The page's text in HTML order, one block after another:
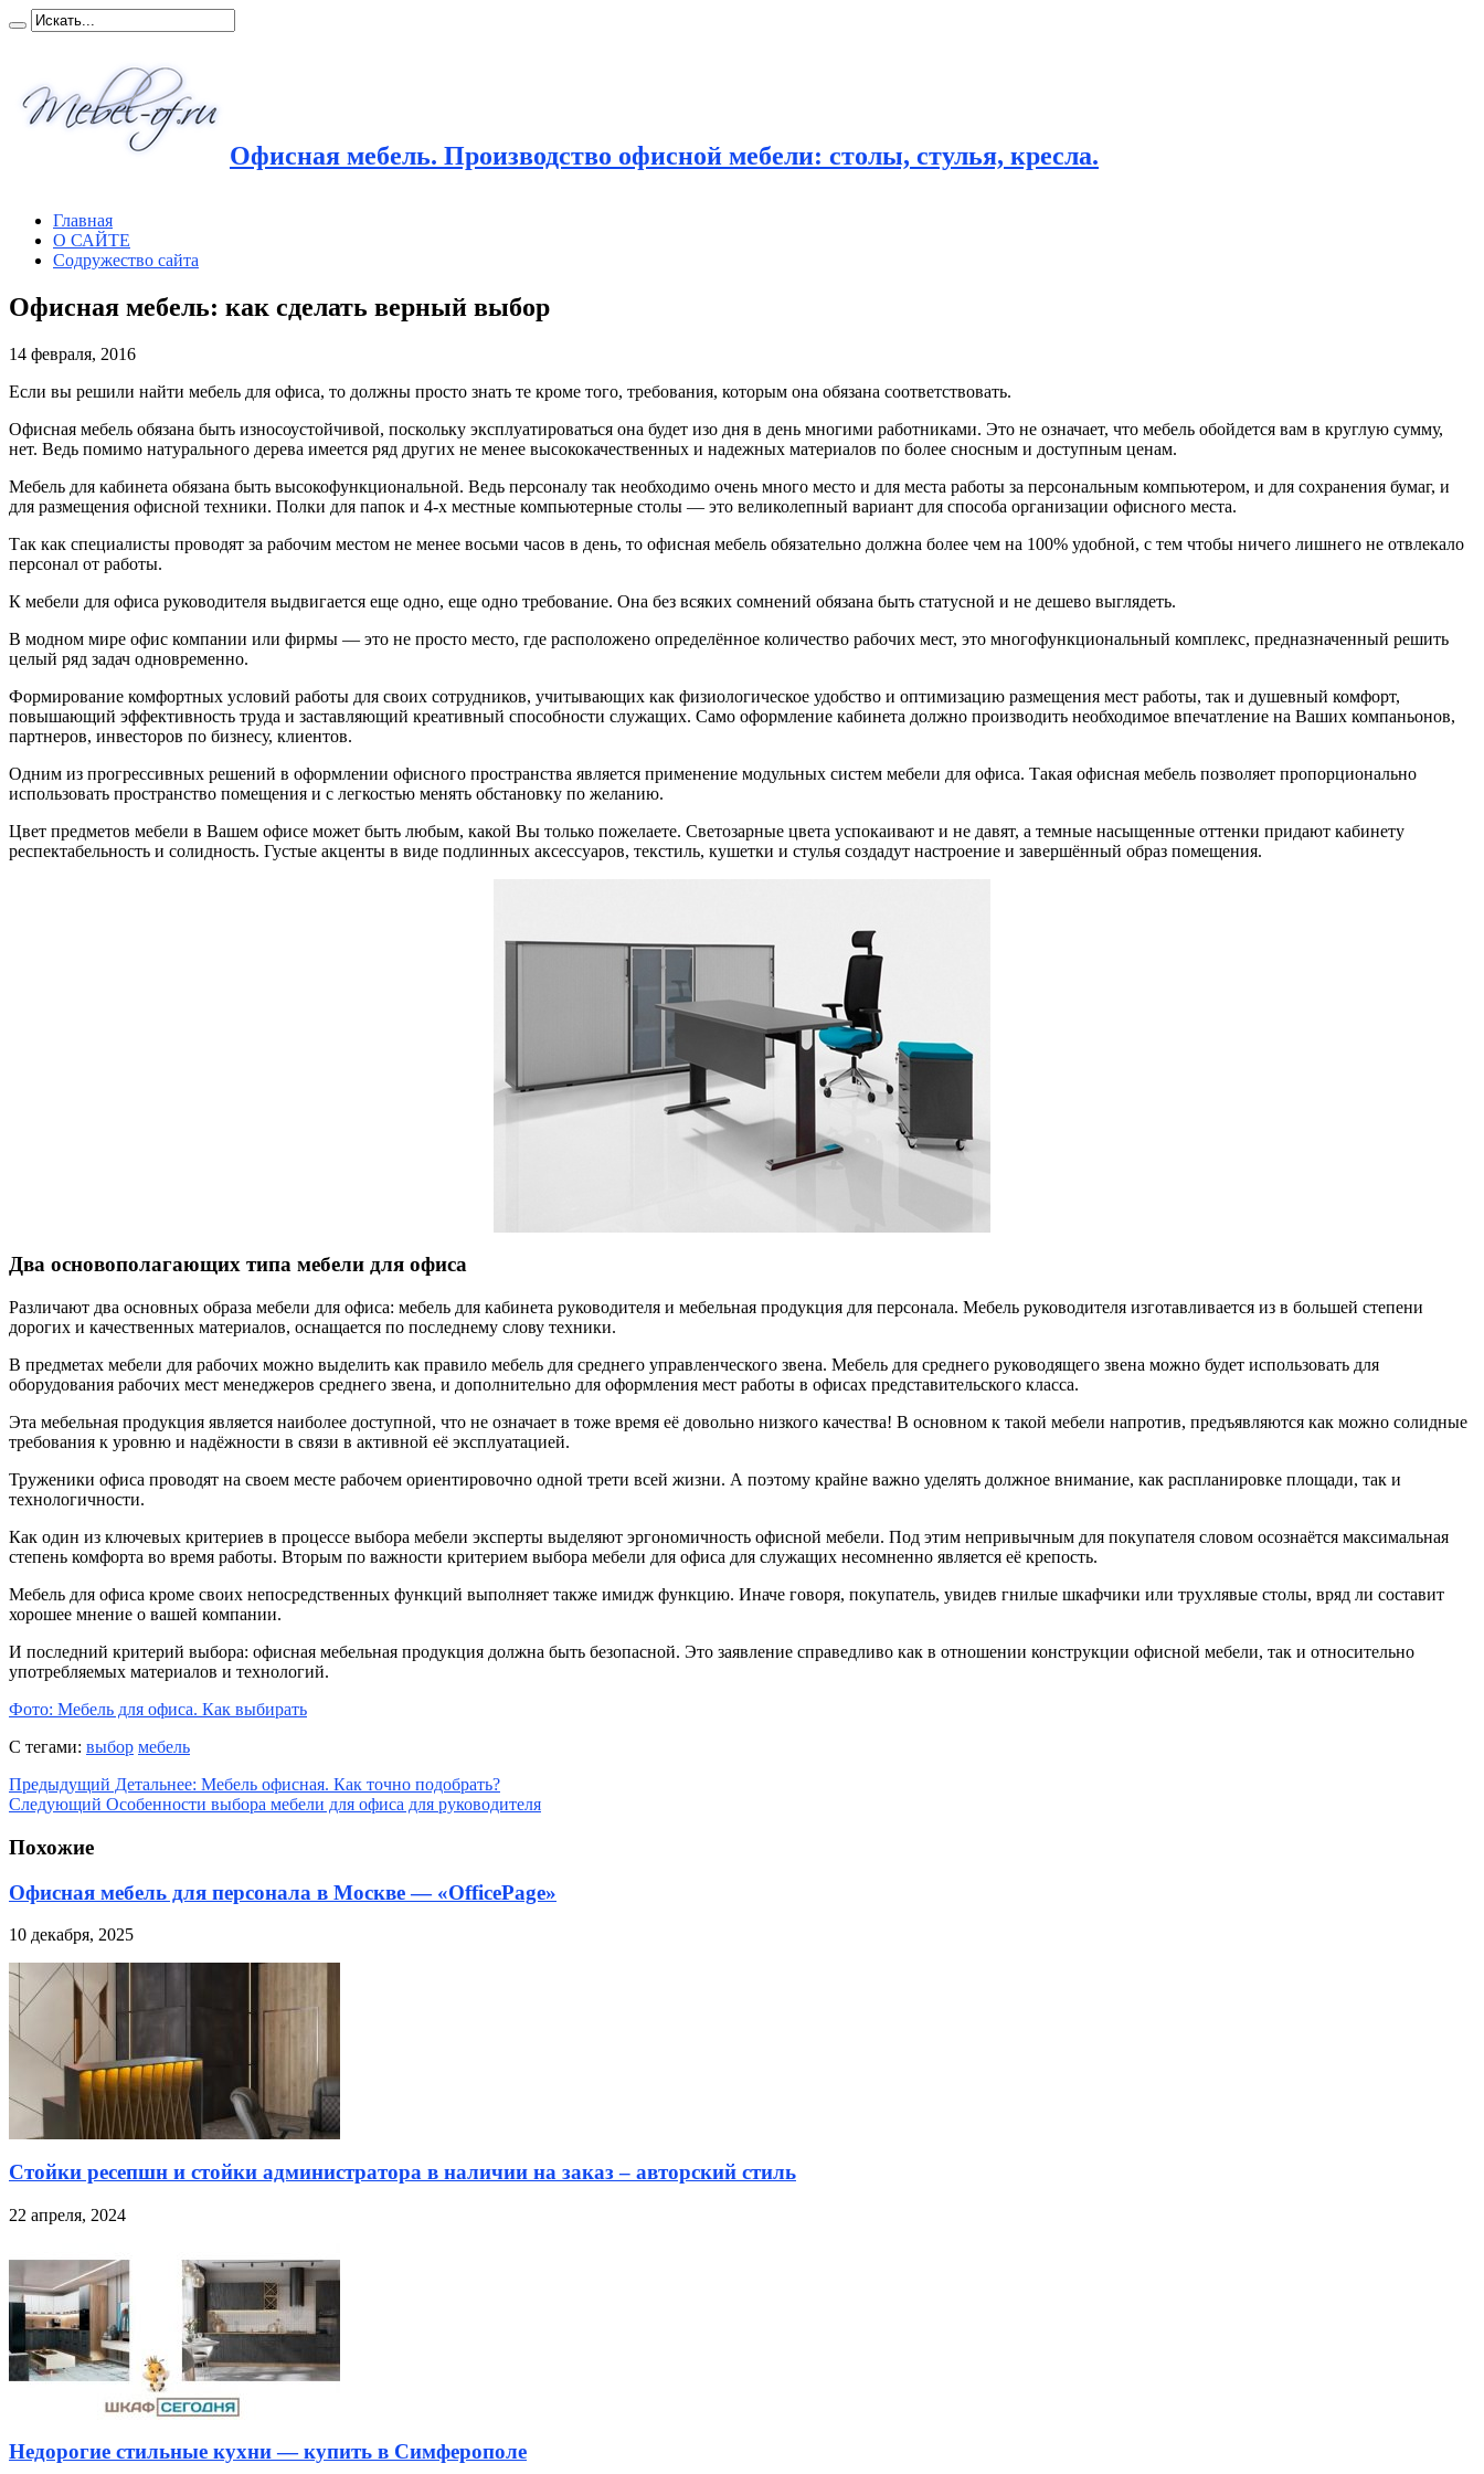
Офисная мебель. Производство офисной мебели: столы, стулья, кресла.
Главная
О САЙТЕ
Содружество сайта
Офисная мебель: как сделать верный выбор
14 февраля, 2016
Если вы решили найти мебель для офиса, то должны просто знать те кроме того, требования, которым она обязана соответствовать.
Офисная мебель обязана быть износоустойчивой, поскольку эксплуатироваться она будет изо дня в день многими работниками. Это не означает, что мебель обойдется вам в круглую сумму,
нет. Ведь помимо натурального дерева имеется ряд других не менее высококачественных и надежных материалов по более сносным и доступным ценам.
Мебель для кабинета обязана быть высокофункциональной. Ведь персоналу так необходимо очень много место и для места работы за персональным компьютером, и для сохранения бумаг, и
для размещения офисной техники. Полки для папок и 4-х местные компьютерные столы — это великолепный вариант для способа организации офисного места.
Так как специалисты проводят за рабочим местом не менее восьми часов в день, то офисная мебель обязательно должна более чем на 100% удобной, с тем чтобы ничего лишнего не отвлекало
персонал от работы.
К мебели для офиса руководителя выдвигается еще одно, еще одно требование. Она без всяких сомнений обязана быть статусной и не дешево выглядеть.
В модном мире офис компании или фирмы — это не просто место, где расположено определённое количество рабочих мест, это многофункциональный комплекс, предназначенный решить
целый ряд задач одновременно.
Формирование комфортных условий работы для своих сотрудников, учитывающих как физиологическое удобство и оптимизацию размещения мест работы, так и душевный комфорт,
повышающий эффективность труда и заставляющий креативный способности служащих. Само оформление кабинета должно производить необходимое впечатление на Ваших компаньонов,
партнеров, инвесторов по бизнесу, клиентов.
Одним из прогрессивных решений в оформлении офисного пространства является применение модульных систем мебели для офиса. Такая офисная мебель позволяет пропорционально
использовать пространство помещения и с легкостью менять обстановку по желанию.
Цвет предметов мебели в Вашем офисе может быть любым, какой Вы только пожелаете. Светозарные цвета успокаивают и не давят, а темные насыщенные оттенки придают кабинету
респектабельность и солидность. Густые акценты в виде подлинных аксессуаров, текстиль, кушетки и стулья создадут настроение и завершённый образ помещения.
Два основополагающих типа мебели для офиса
Различают два основных образа мебели для офиса: мебель для кабинета руководителя и мебельная продукция для персонала. Мебель руководителя изготавливается из в большей степени
дорогих и качественных материалов, оснащается по последнему слову техники.
В предметах мебели для рабочих можно выделить как правило мебель для среднего управленческого звена. Мебель для среднего руководящего звена можно будет использовать для
оборудования рабочих мест менеджеров среднего звена, и дополнительно для оформления мест работы в офисах представительского класса.
Эта мебельная продукция является наиболее доступной, что не означает в тоже время её довольно низкого качества! В основном к такой мебели напротив, предъявляются как можно солидные
требования к уровню и надёжности в связи в активной её эксплуатацией.
Труженики офиса проводят на своем месте рабочем ориентировочно одной трети всей жизни. А поэтому крайне важно уделять должное внимание, как распланировке площади, так и
технологичности.
Как один из ключевых критериев в процессе выбора мебели эксперты выделяют эргономичность офисной мебели. Под этим непривычным для покупателя словом осознаётся максимальная
степень комфорта во время работы. Вторым по важности критерием выбора мебели для офиса для служащих несомненно является её крепость.
Мебель для офиса кроме своих непосредственных функций выполняет также имидж функцию. Иначе говоря, покупатель, увидев гнилые шкафчики или трухлявые столы, вряд ли составит
хорошее мнение о вашей компании.
И последний критерий выбора: офисная мебельная продукция должна быть безопасной. Это заявление справедливо как в отношении конструкции офисной мебели, так и относительно
употребляемых материалов и технологий.
Фото: Мебель для офиса. Как выбирать
С тегами: выбор мебель
Предыдущий Детальнее: Мебель офисная. Как точно подобрать?
Следующий Особенности выбора мебели для офиса для руководителя
Похожие
Офисная мебель для персонала в Москве — «OfficePage»
10 декабря, 2025
Стойки ресепшн и стойки администратора в наличии на заказ – авторский стиль
22 апреля, 2024
Недорогие стильные кухни — купить в Симферополе